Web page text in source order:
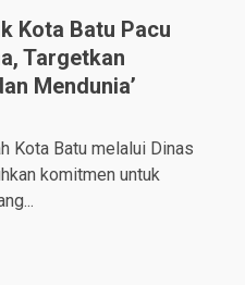
Kota Batu Pacu
Targetkan
Mendunia’
Kota Batu melalui Dinas
komitmen untuk